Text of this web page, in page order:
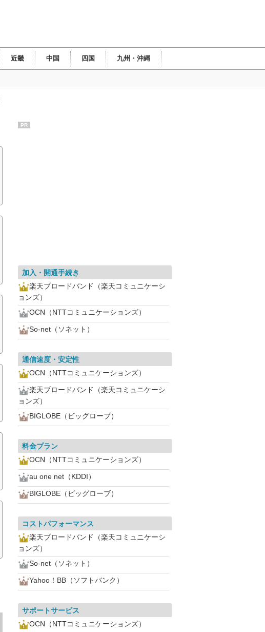
近畿 中国 四国 九州・沖縄
PR
加入・開通手続き
楽天ブロードバンド（楽天コミュニケーシ
ョンズ）
OCN（NTTコミュニケーションズ）
So-net（ソネット）
通信速度・安定性
OCN（NTTコミュニケーションズ）
楽天ブロードバンド（楽天コミュニケーシ
ョンズ）
BIGLOBE（ビッグローブ）
料金プラン
OCN（NTTコミュニケーションズ）
au one net（KDDI）
BIGLOBE（ビッグローブ）
コストパフォーマンス
楽天ブロードバンド（楽天コミュニケーシ
ョンズ）
So-net（ソネット）
Yahoo！BB（ソフトバンク）
サポートサービス
OCN（NTTコミュニケーションズ）